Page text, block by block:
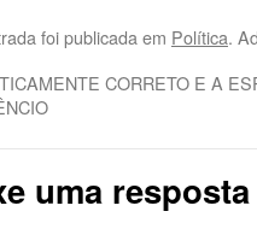
foi publicada em Política.
CORRETO E A
uma resposta